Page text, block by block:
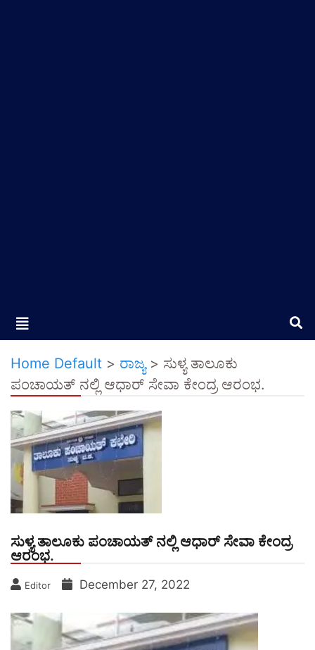
Home Default > ರಾಜ್ಯ> ಸುಳ್ಯ ತಾಲೂಕು
ಪಂಚಾಯತ್ ನಲ್ಲಿ ಆಧಾರ್ ಸೇವಾ ಕೇಂದ್ರ ಆರಂಭ.
ಸುಳ್ಯ ತಾಲೂಕು ಪಂಚಾಯತ್ ನಲ್ಲಿ ಆಧಾರ್ ಸೇವಾ ಕೇಂದ್ರ
ಆರಂಭ.
Editor December 27, 2022